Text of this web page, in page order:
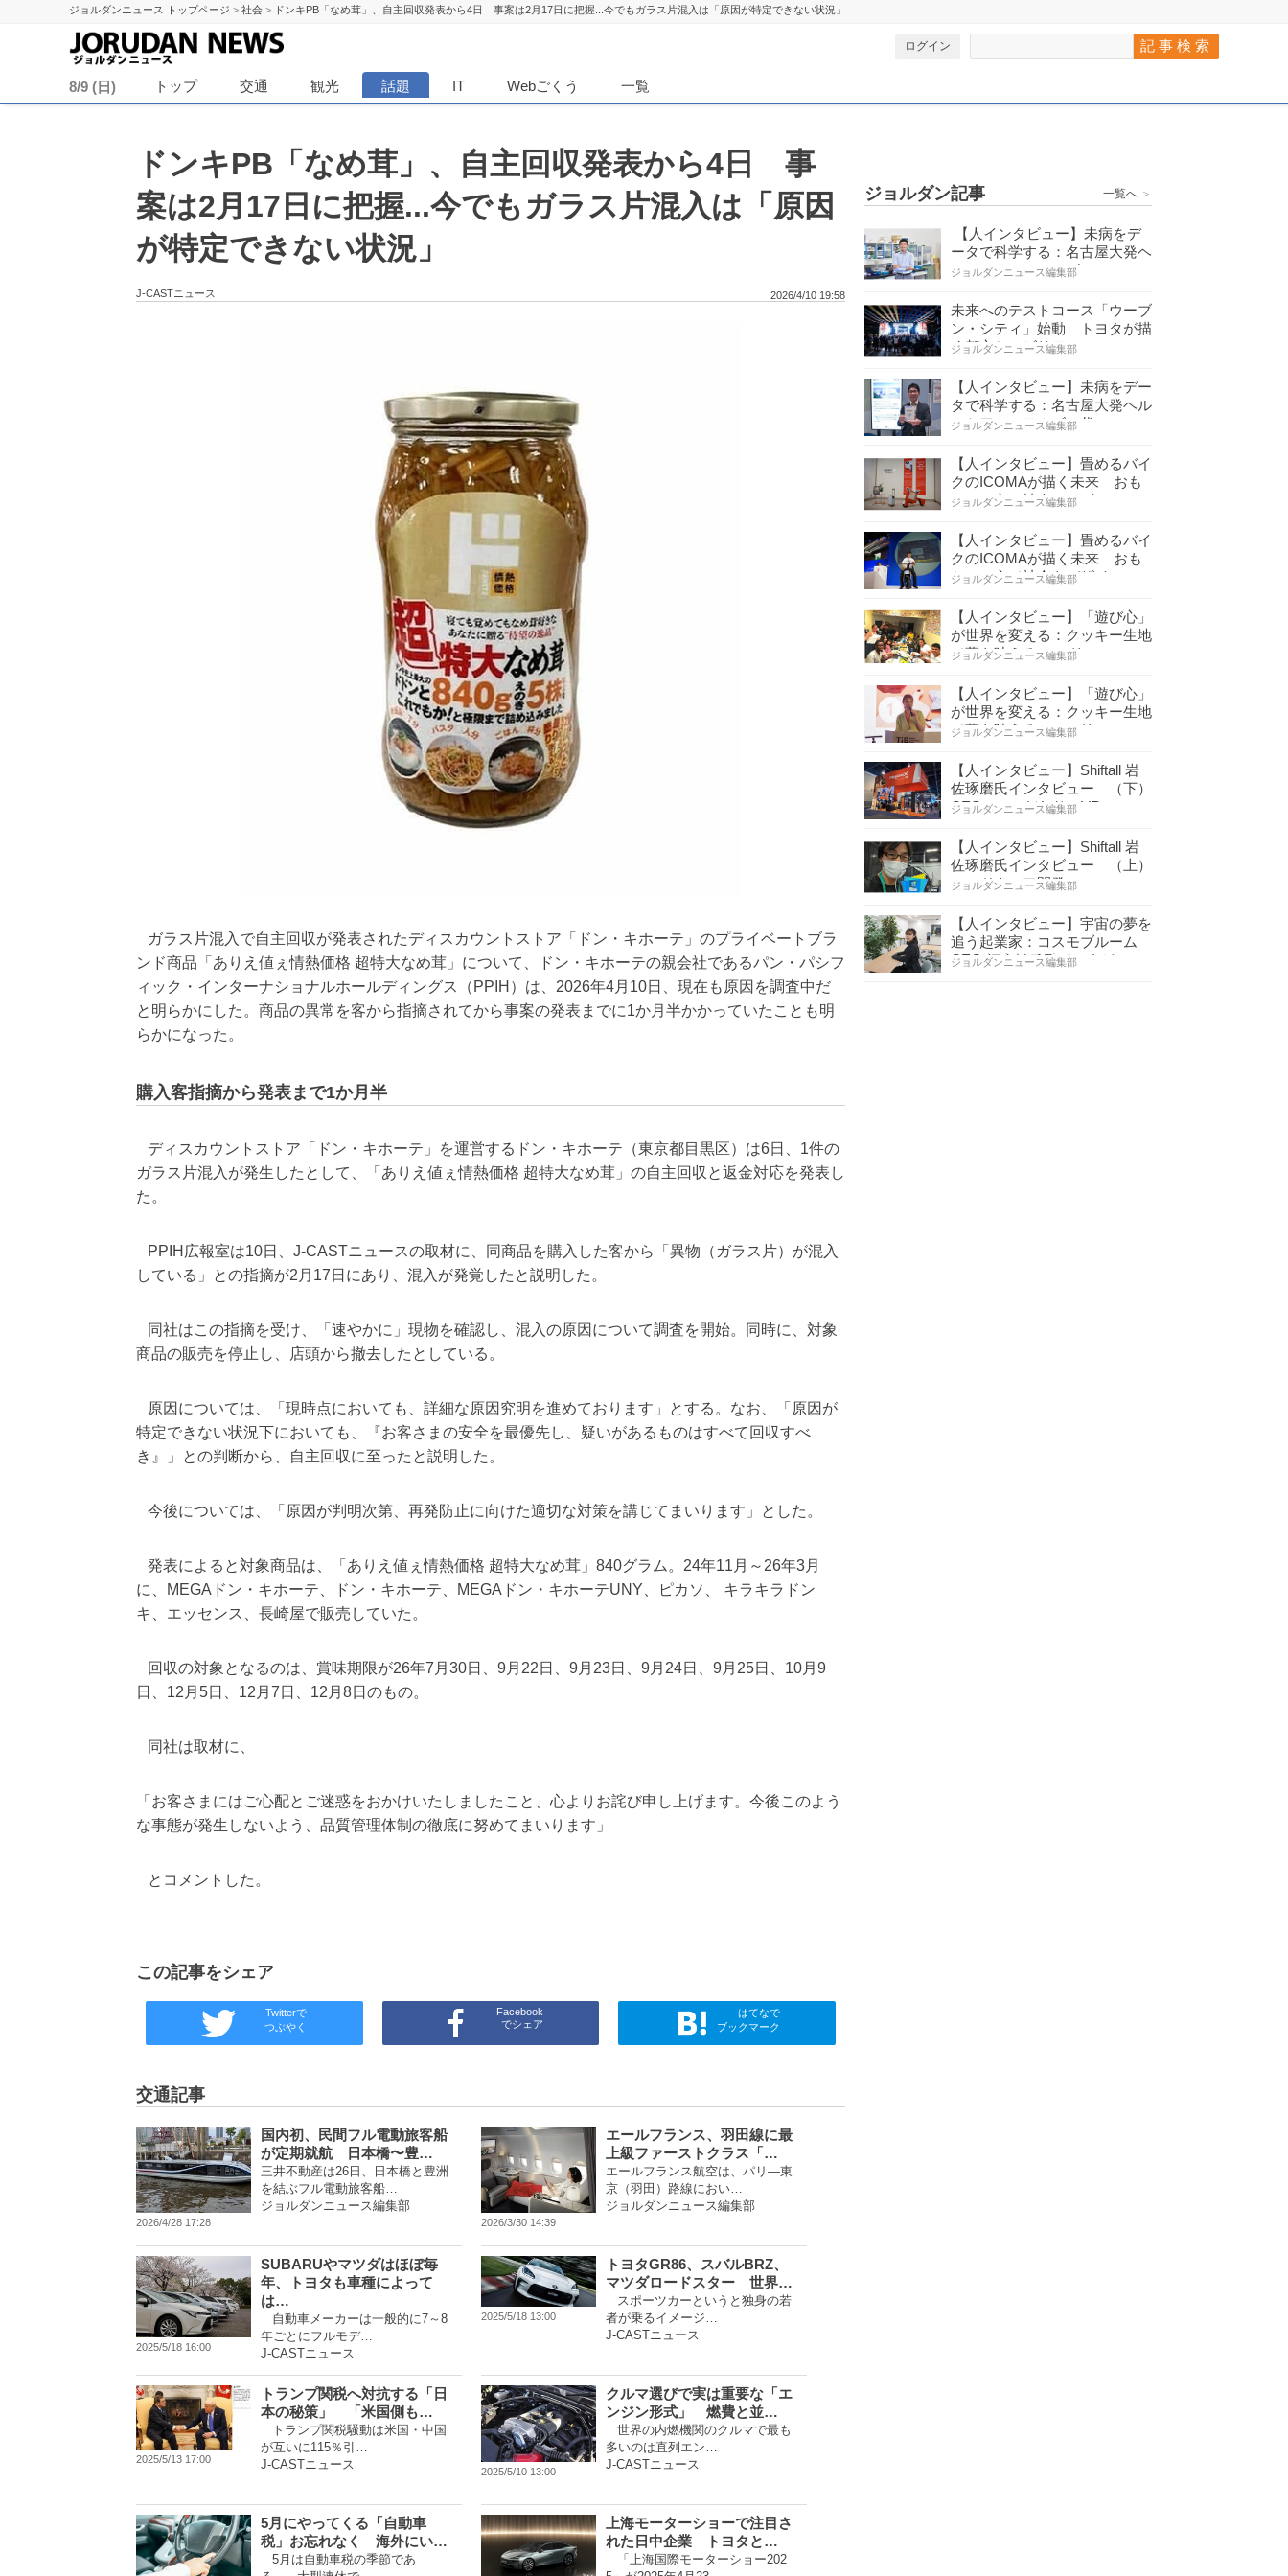
ジョルダンニュース トップページ > 社会 > ドンキPB「なめ茸」、自主回収発表から4日 事案は2月17日に把握...今でもガラス片混入は「原因が特定できない状況」
ログイン
8/9 (日) トップ 交通 観光 話題 IT Webごくう 一覧
ドンキPB「なめ茸」、自主回収発表から4日 事
案は2月17日に把握...今でもガラス片混入は「原因
が特定できない状況」
2026/4/10 19:58
J-CASTニュース
ガラス片混入で自主回収が発表されたディスカウントストア「ドン・キホーテ」のプライベートブラ
ンド商品「ありえ値ぇ情熱価格 超特大なめ茸」について、ドン・キホーテの親会社であるパン・パシフ
ィック・インターナショナルホールディングス（PPIH）は、2026年4月10日、現在も原因を調査中だ
と明らかにした。商品の異常を客から指摘されてから事案の発表までに1か月半かかっていたことも明
らかになった。
購入客指摘から発表まで1か月半
ディスカウントストア「ドン・キホーテ」を運営するドン・キホーテ（東京都目黒区）は6日、1件の
ガラス片混入が発生したとして、「ありえ値ぇ情熱価格 超特大なめ茸」の自主回収と返金対応を発表し
た。
PPIH広報室は10日、J-CASTニュースの取材に、同商品を購入した客から「異物（ガラス片）が混入
している」との指摘が2月17日にあり、混入が発覚したと説明した。
同社はこの指摘を受け、「速やかに」現物を確認し、混入の原因について調査を開始。同時に、対象
商品の販売を停止し、店頭から撤去したとしている。
原因については、「現時点においても、詳細な原因究明を進めております」とする。なお、「原因が
特定できない状況下においても、『お客さまの安全を最優先し、疑いがあるものはすべて回収すべ
き』」との判断から、自主回収に至ったと説明した。
今後については、「原因が判明次第、再発防止に向けた適切な対策を講じてまいります」とした。
発表によると対象商品は、「ありえ値ぇ情熱価格 超特大なめ茸」840グラム。24年11月～26年3月
に、MEGAドン・キホーテ、ドン・キホーテ、MEGAドン・キホーテUNY、ピカソ、 キラキラドン
キ、エッセンス、長崎屋で販売していた。
回収の対象となるのは、賞味期限が26年7月30日、9月22日、9月23日、9月24日、9月25日、10月9
日、12月5日、12月7日、12月8日のもの。
同社は取材に、
「お客さまにはご心配とご迷惑をおかけいたしましたこと、心よりお詫び申し上げます。今後このよう
な事態が発生しないよう、品質管理体制の徹底に努めてまいります」
とコメントした。
この記事をシェア
Twitterで
つぶやく
Facebook
でシェア
はてなで
ブックマーク
交通記事
2026/4/28 17:28
国内初、民間フル電動旅客船
が定期就航 日本橋〜豊…
三井不動産は26日、日本橋と豊洲
を結ぶフル電動旅客船…
ジョルダンニュース編集部
2026/3/30 14:39
エールフランス、羽田線に最
上級ファーストクラス「…
エールフランス航空は、パリ―東
京（羽田）路線におい…
ジョルダンニュース編集部
2025/5/18 16:00
SUBARUやマツダはほぼ毎
年、トヨタも車種によって
は…
自動車メーカーは一般的に7～8
年ごとにフルモデ…
J-CASTニュース
2025/5/18 13:00
トヨタGR86、スバルBRZ、
マツダロードスター 世界…
スポーツカーというと独身の若
者が乗るイメージ…
J-CASTニュース
2025/5/13 17:00
トランプ関税へ対抗する「日
本の秘策」 「米国側も…
トランプ関税騒動は米国・中国
が互いに115％引…
J-CASTニュース
2025/5/10 13:00
クルマ選びで実は重要な「エ
ンジン形式」 燃費と並…
世界の内燃機関のクルマで最も
多いのは直列エン…
J-CASTニュース
5月にやってくる「自動車
税」お忘れなく 海外にい…
5月は自動車税の季節であ
上海モーターショーで注目さ
れた日中企業 トヨタと…
「上海国際モーターショー202
ジョルダン記事 一覧へ ＞
【人インタビュー】未病をデ
ータで科学する：名古屋大発ヘ
ルスケアシステムズの…
ジョルダンニュース編集部
未来へのテストコース「ウーブ
ン・シティ」始動 トヨタが描
く都市とモビリティの…
ジョルダンニュース編集部
【人インタビュー】未病をデー
タで科学する：名古屋大発ヘル
スケアシステムズの代…
ジョルダンニュース編集部
【人インタビュー】畳めるバイ
クのICOMAが描く未来 おも
ちゃの心で社会をデザイ…
ジョルダンニュース編集部
【人インタビュー】畳めるバイ
クのICOMAが描く未来 おも
ちゃの心で社会をデザイ…
ジョルダンニュース編集部
【人インタビュー】「遊び心」
が世界を変える：クッキー生地
で夢を叶える コロリ…
ジョルダンニュース編集部
【人インタビュー】「遊び心」
が世界を変える：クッキー生地
で夢を叶える コロリ…
ジョルダンニュース編集部
【人インタビュー】Shiftall 岩
佐琢磨氏インタビュー （下）
CESへのこだわり VR…
ジョルダンニュース編集部
【人インタビュー】Shiftall 岩
佐琢磨氏インタビュー （上）
ハードウェア開発へ…
ジョルダンニュース編集部
【人インタビュー】宇宙の夢を
追う起業家：コスモブルーム
CEO 福永桃子氏インタビ…
ジョルダンニュース編集部